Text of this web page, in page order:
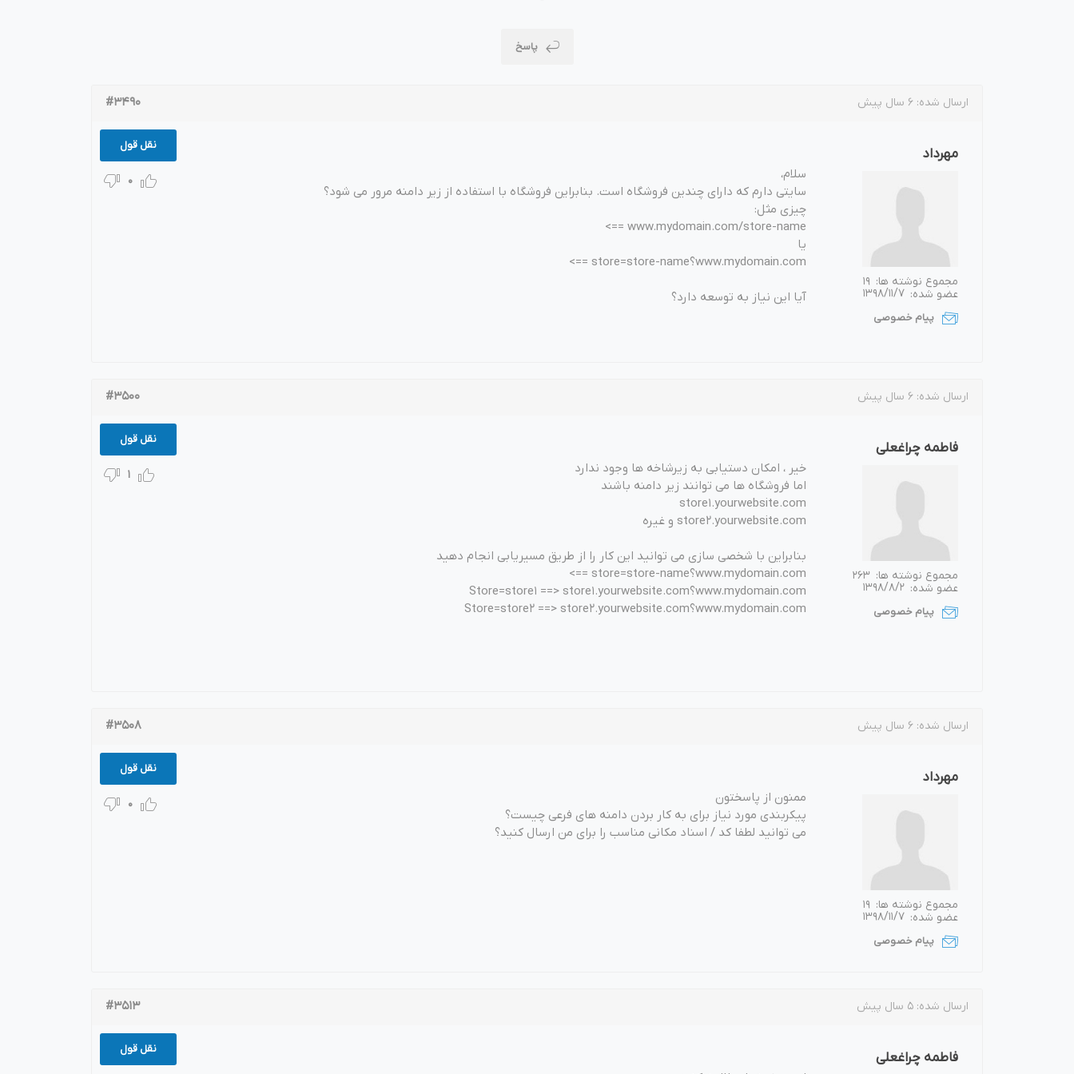
پاسخ
ارسال شده: 6 سال پیش #3490
مهرداد
مجموع نوشته ها: 19
عضو شده: 1398/11/7
پیام خصوصی
سلام،
سایتی دارم که دارای چندین فروشگاه است. بنابراین فروشگاه با استفاده از زیر دامنه مرور می شود؟
چیزی مثل:
www.mydomain.com/store-name ==>
یا
www.mydomain.com؟store=store-name ==>
آیا این نیاز به توسعه دارد؟
نقل قول
0
ارسال شده: 6 سال پیش #3500
فاطمه چراغعلی
مجموع نوشته ها: 263
عضو شده: 1398/8/2
پیام خصوصی
خیر ، امکان دستیابی به زیرشاخه ها وجود ندارد
اما فروشگاه ها می توانند زیر دامنه باشند
store1.yourwebsite.com
store2.yourwebsite.com و غیره
بنابراین با شخصی سازی می توانید این کار را از طریق مسیریابی انجام دهید
www.mydomain.com؟store=store-name ==>
www.mydomain.com؟Store=store1 ==> store1.yourwebsite.com
www.mydomain.com؟Store=store2 ==> store2.yourwebsite.com
نقل قول
1
ارسال شده: 6 سال پیش #3508
مهرداد
مجموع نوشته ها: 19
عضو شده: 1398/11/7
پیام خصوصی
ممنون از پاسختون
پیکربندی مورد نیاز برای به کار بردن دامنه های فرعی چیست؟
می توانید لطفا کد / اسناد مکانی مناسب را برای من ارسال کنید؟
نقل قول
0
ارسال شده: 5 سال پیش #3513
فاطمه چراغعلی
نقل قول